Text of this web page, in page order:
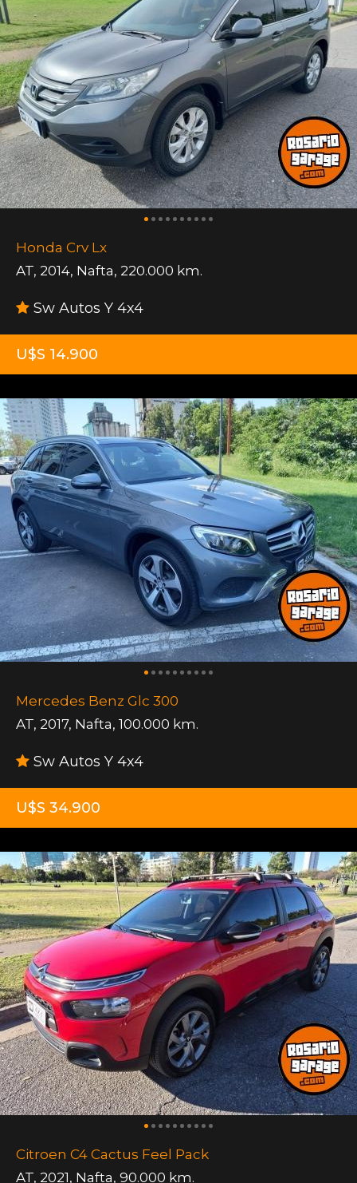
Honda Crv Lx
AT, 2014, Nafta, 220.000 km.
Sw Autos Y 4x4
U$S 14.900
Mercedes Benz Glc 300
AT, 2017, Nafta, 100.000 km.
Sw Autos Y 4x4
U$S 34.900
Citroen C4 Cactus Feel Pack
AT, 2021, Nafta, 90.000 km.